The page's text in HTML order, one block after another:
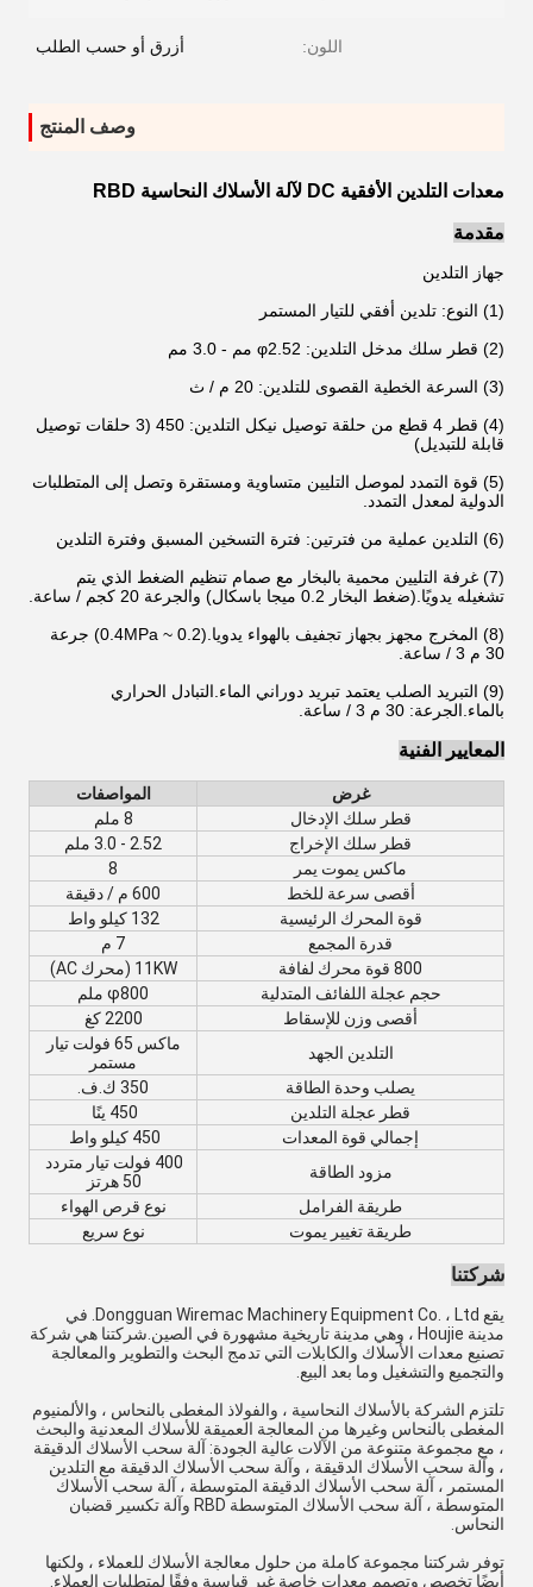
اللون: أزرق أو حسب الطلب
وصف المنتج
معدات التلدين الأفقية DC لآلة الأسلاك النحاسية RBD
مقدمة
جهاز التلدين
(1) النوع: تلدين أفقي للتيار المستمر
(2) قطر سلك مدخل التلدين: φ2.52 مم - 3.0 مم
(3) السرعة الخطية القصوى للتلدين: 20 م / ث
(4) قطر 4 قطع من حلقة توصيل نيكل التلدين: 450 (3 حلقات توصيل
قابلة للتبديل)
(5) قوة التمدد لموصل التليين متساوية ومستقرة وتصل إلى المتطلبات
الدولية لمعدل التمدد.
(6) التلدين عملية من فترتين: فترة التسخين المسبق وفترة التلدين
(7) غرفة التليين محمية بالبخار مع صمام تنظيم الضغط الذي يتم
تشغيله يدويًا.(ضغط البخار 0.2 ميجا باسكال) والجرعة 20 كجم / ساعة.
(8) المخرج مجهز بجهاز تجفيف بالهواء يدويا.(0.2 ~ 0.4MPa) جرعة
30 م 3 / ساعة.
(9) التبريد الصلب يعتمد تبريد دوراني الماء.التبادل الحراري
بالماء.الجرعة: 30 م 3 / ساعة.
المعايير الفنية
غرض
المواصفات
قطر سلك الإدخال
8 ملم
قطر سلك الإخراج
2.52 - 3.0 ملم
ماكس يموت يمر
8
أقصى سرعة للخط
600 م / دقيقة
قوة المحرك الرئيسية
132 كيلو واط
قدرة المجمع
7 م
800 قوة محرك لفافة
11KW (محرك AC)
حجم عجلة اللفائف المتدلية
φ800 ملم
أقصى وزن للإسقاط
2200 كغ
التلدين الجهد
ماكس 65 فولت تيار
مستمر
يصلب وحدة الطاقة
350 ك.ف.
قطر عجلة التلدين
450 ينًا
إجمالي قوة المعدات
450 كيلو واط
مزود الطاقة
400 فولت تيار متردد
50 هرتز
طريقة الفرامل
نوع قرص الهواء
طريقة تغيير يموت
نوع سريع
شركتنا
يقع Dongguan Wiremac Machinery Equipment Co. ، Ltd. في
مدينة Houjie ، وهي مدينة تاريخية مشهورة في الصين.شركتنا هي شركة
تصنيع معدات الأسلاك والكابلات التي تدمج البحث والتطوير والمعالجة
والتجميع والتشغيل وما بعد البيع.
تلتزم الشركة بالأسلاك النحاسية ، والفولاذ المغطى بالنحاس ، والألمنيوم
المغطى بالنحاس وغيرها من المعالجة العميقة للأسلاك المعدنية والبحث
، مع مجموعة متنوعة من الآلات عالية الجودة: آلة سحب الأسلاك الدقيقة
، وآلة سحب الأسلاك الدقيقة ، وآلة سحب الأسلاك الدقيقة مع التلدين
المستمر ، آلة سحب الأسلاك الدقيقة المتوسطة ، آلة سحب الأسلاك
المتوسطة ، آلة سحب الأسلاك المتوسطة RBD وآلة تكسير قضبان
النحاس.
توفر شركتنا مجموعة كاملة من حلول معالجة الأسلاك للعملاء ، ولكنها
أيضًا تخصص وتصمم معدات خاصة غير قياسية وفقًا لمتطلبات العملاء.